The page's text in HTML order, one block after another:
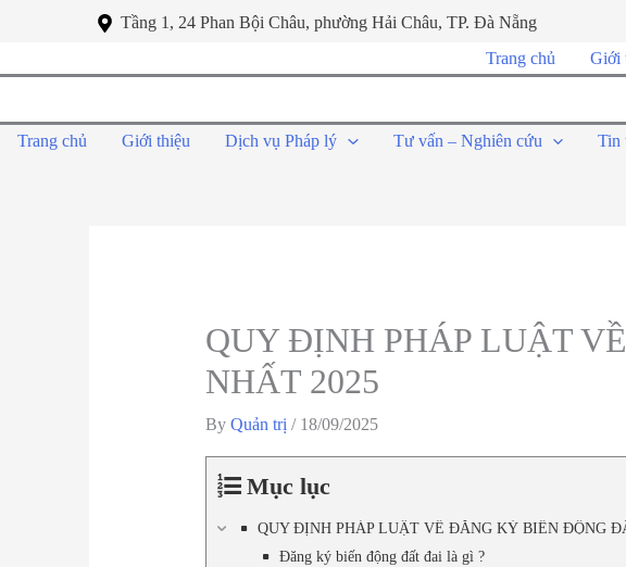
Tầng 1, 24 Phan Bội Châu, phường Hải Châu, TP. Đà Nẵng
Trang chủ Giới
Trang chủ Giới thiệu Dịch vụ Pháp lý Tư vấn – Nghiên cứu Tin
QUY ĐỊNH PHÁP LUẬT
NHẤT 2025
By Quản trị / 18/09/2025
Mục lục
QUY ĐỊNH PHÁP LUẬT VỀ ĐĂNG KÝ BIẾN ĐỘNG
Đăng ký biến động đất đai là gì ?